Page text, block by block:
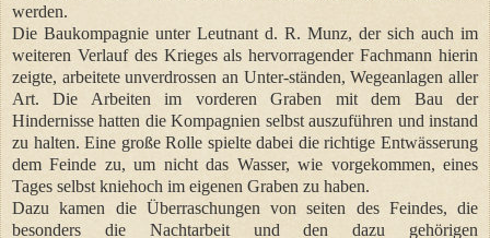
werden.
Die Baukompagnie unter Leutnant d. R. Munz, der sich auch im
weiteren Verlauf des Krieges als hervorragender Fachmann hierin
zeigte, arbeitete unverdrossen an Unter-ständen, Wegeanlagen aller
Art. Die Arbeiten im vorderen Graben mit dem Bau der
Hindernisse hatten die Kompagnien selbst auszuführen und instand
zu halten. Eine große Rolle spielte dabei die richtige Entwässerung
dem Feinde zu, um nicht das Wasser, wie vorgekommen, eines
Tages selbst kniehoch im eigenen Graben zu haben.
Dazu kamen die Überraschungen von seiten des Feindes, die
besonders die Nachtarbeit und den dazu gehörigen